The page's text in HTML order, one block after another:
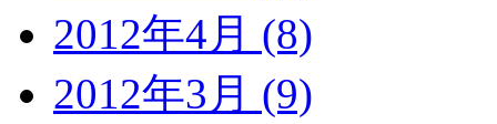
2012年4月 (8)
2012年3月 (9)